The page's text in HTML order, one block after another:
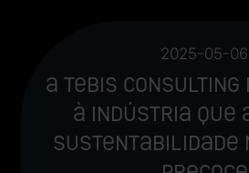
2025-05-06
A Tebis Consulting
à indústria que
sustentabilidade